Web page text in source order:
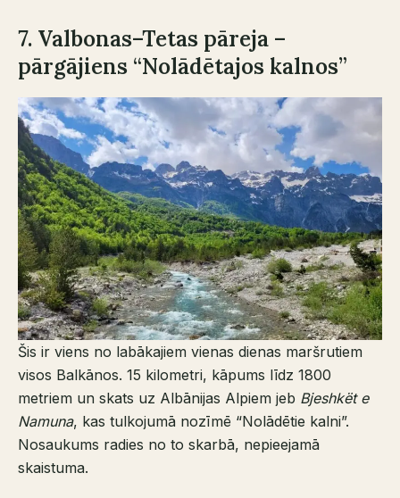
7. Valbonas–Tetas pāreja –
pārgājiens “Nolādētajos kalnos”
Šis ir viens no labākajiem vienas dienas maršrutiem
visos Balkānos. 15 kilometri, kāpums līdz 1800
metriem un skats uz Albānijas Alpiem jeb Bjeshkët e
Namuna, kas tulkojumā nozīmē “Nolādētie kalni”.
Nosaukums radies no to skarbā, nepieejamā
skaistuma.